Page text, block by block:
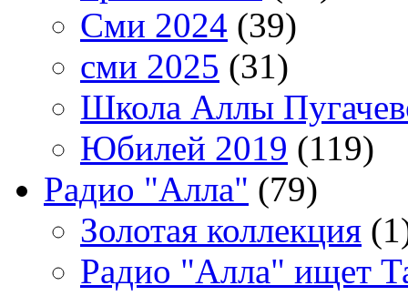
Сми 2024 (39)
сми 2025 (31)
Школа Аллы
Юбилей 2019 (119)
Радио "Алла" (79)
Золотая коллекция
Радио "Алла" ищет